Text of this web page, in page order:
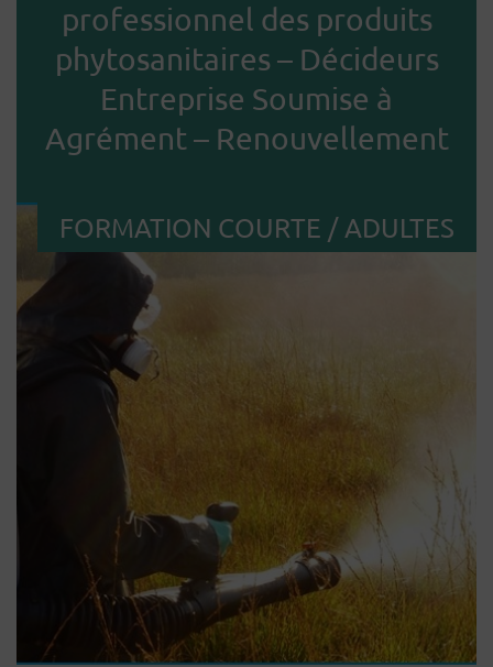
professionnel des produits
phytosanitaires – Décideurs
Entreprise Soumise à
Agrément – Renouvellement
FORMATION COURTE / ADULTES